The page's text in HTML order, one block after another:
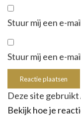
Stuur mij een e-
Stuur mij een e-
Deze site gebruikt
Bekijk hoe je